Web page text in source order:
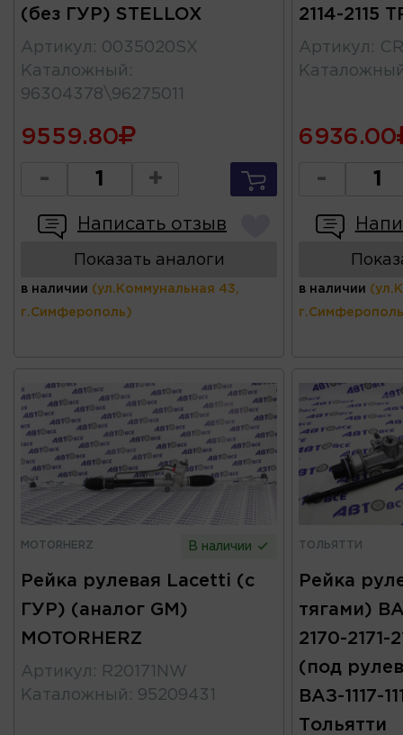
(без ГУР) STELLOX
Артикул : 0035020SX
Каталожный :
96304378\96275011
9559.80
- +
Написать отзыв
Показать аналоги
в наличии (ул.Коммунальная 43,
г.Симферополь)
2114-2115
Артикул :
6936.00
-
в наличии
MOTORHERZ В наличии
Рейка рулевая Lacetti (с
ГУР) (аналог GM)
MOTORHERZ
Артикул :
R20171NW
Каталожный : 95209431
ТОЛЬЯТТИ
Рейка
тягами)
2170-2171-
(под
ВАЗ-1117-
Тольятти